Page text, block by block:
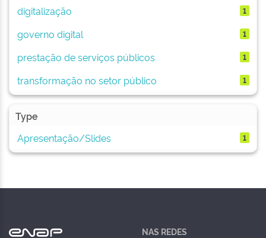
digitalização
1
governo digital 1
prestação de serviços públicos 1
transformação no setor público 1
Type
Apresentação/Slides
1
NAS REDES